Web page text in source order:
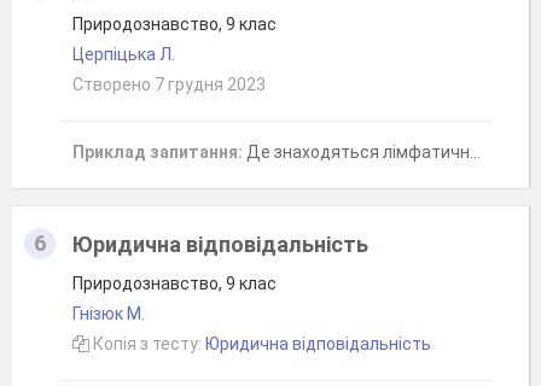
Природознавство, 9 клас
Церпіцька Л.
Створено 7 грудня 2023
Приклад запитання: Де знаходяться лімфатичні вузли - мигдалики?
6 Юридична відповідальність
Природознавство, 9 клас
Гнізюк М.
Копія з тесту: Юридична відповідальність